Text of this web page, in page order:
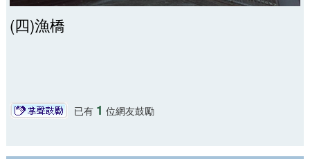
(四)漁橋
已有 1 位網友鼓勵